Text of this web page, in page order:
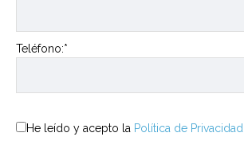
Teléfono:*
He leído y acepto la Política de Privacidad